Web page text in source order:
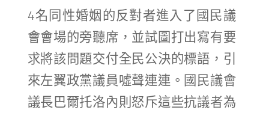
4名同性婚姻的反對者進入了國民議
會會場的旁聽席，並試圖打出寫有要
求將該問題交付全民公決的標語，引
來左翼政黨議員噓聲連連。國民議會
議長巴爾托洛內則怒斥這些抗議者為